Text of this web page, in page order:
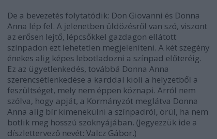
De a bevezetés folytatódik: Don Giovanni és Donna
Anna lép fel. A jelenetben üldözésről van szó, viszont
az erősen lejtő, lépcsőkkel gazdagon ellátott
színpadon ezt lehetetlen megjeleníteni. A két szegény
énekes alig képes lebotladozni a színpad előteréig.
Ez az ügyetlenkedés, továbbá Donna Anna
szerencsétlenkedése a karddal kiöli a helyzetből a
feszültséget, mely nem éppen köznapi. Arról nem
szólva, hogy apját, a Kormányzót meglátva Donna
Anna alig bír kimenekülni a színpadról, örül, ha nem
botlik meg hosszú szoknyájában. (Jegyezzük ide a
díszlettervező nevét: Valcz Gábor.)